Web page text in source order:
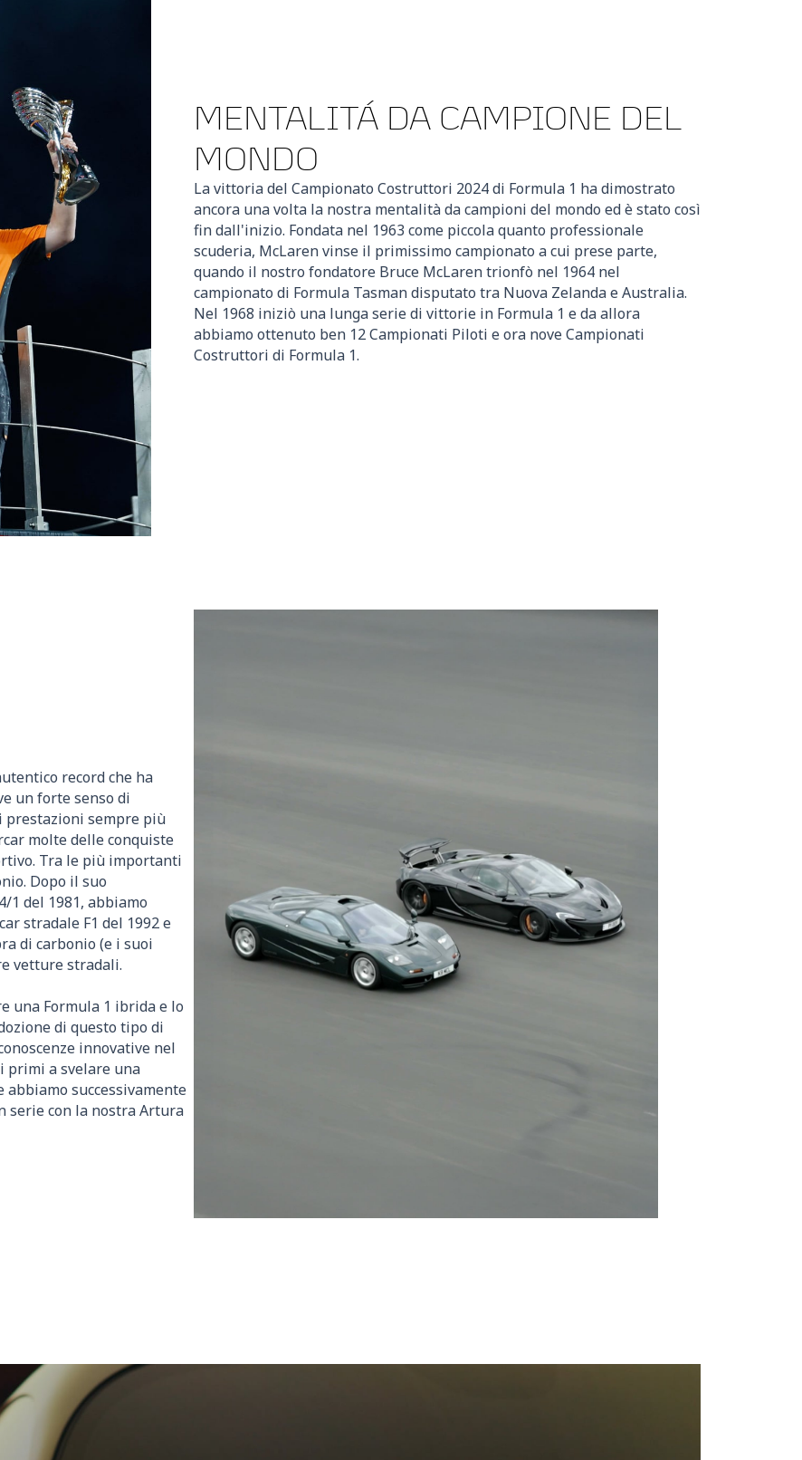
MENTALITÁ DA CAMPIONE DEL
MONDO
La vittoria del Campionato Costruttori 2024 di Formula 1 ha dimostrato
ancora una volta la nostra mentalità da campioni del mondo ed è stato così
fin dall'inizio. Fondata nel 1963 come piccola quanto professionale
scuderia, McLaren vinse il primissimo campionato a cui prese parte,
quando il nostro fondatore Bruce McLaren trionfò nel 1964 nel
campionato di Formula Tasman disputato tra Nuova Zelanda e Australia.
Nel 1968 iniziò una lunga serie di vittorie in Formula 1 e da allora
abbiamo ottenuto ben 12 Campionati Piloti e ora nove Campionati
Costruttori di Formula 1.
record che ha
un forte senso di
prestazioni sempre più
molte delle conquiste
Tra le più importanti
Dopo il suo
1 del 1981, abbiamo
stradale F1 del 1992 e
di carbonio (e i suoi
vetture stradali.
una Formula 1 ibrida e lo
di questo tipo di
innovative nel
primi a svelare una
successivamente
con la nostra Artura